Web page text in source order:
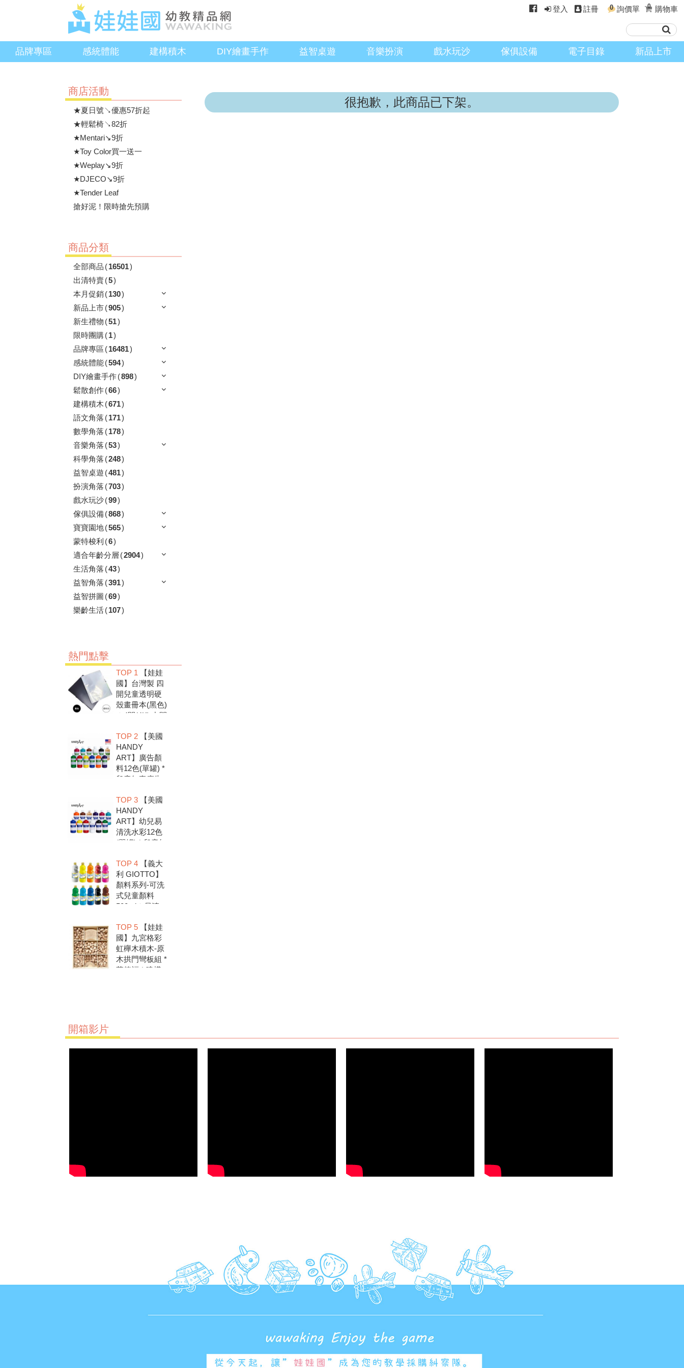
登入 註冊 0 詢價單 0 購物車
品牌專區 感統體能 建構積木 DIY繪畫手作 益智桌遊 音樂扮演 戲水玩沙 傢俱設備 電子目錄 新品上市
商店活動
★夏日號↘優惠57折起
★輕鬆椅↘82折
★Mentari↘9折
★Toy Color買一送一
★Weplay↘9折
★DJECO↘9折
★Tender Leaf
搶好泥！限時搶先預購
商品分類
全部商品 (16501)
出清特賣(5)
本月促銷(130)
新品上市(905)
新生禮物 (51)
限時團購(1)
品牌專區 (16481)
感統體能(594)
DIY繪畫手作(898)
鬆散創作(66)
建構積木 (671)
語文角落 (171)
數學角落 (178)
音樂角落 (53)
科學角落 (248)
益智桌遊 (481)
扮演角落 (703)
戲水玩沙(99)
傢俱設備(868)
寶寶園地(565)
蒙特梭利 (6)
適合年齡分層 (2904)
生活角落 (43)
益智角落 (391)
益智拼圖 (69)
樂齡生活(107)
熱門點擊
TOP 1 【娃娃
國】台灣製 四
開兒童透明硬
殼畫冊本(黑色)
＊4開(4K).中間
扣.資料袋.圖畫
紙收集冊.收納
冊
TOP 2【美國
HANDY
ART】廣告顏
料12色(單罐) *
兒童無毒廣告
放心，彩繪DIY
超有趣
TOP 3【美國
HANDY
ART】幼兒易
清洗水彩12色
(單罐) * 兒童無
安全好放心，
彩繪DIY超有趣
TOP 4【義大
利 GIOTTO】
顏料系列-可洗
式兒童顏料
500ml＊易清
童美勞.親子部
落客推薦
TOP 5【娃娃
國】九宮格彩
虹櫸木積木-原
木拱門彎板組 *
華德福 * 建構
很抱歉，此商品已下架。
開箱影片